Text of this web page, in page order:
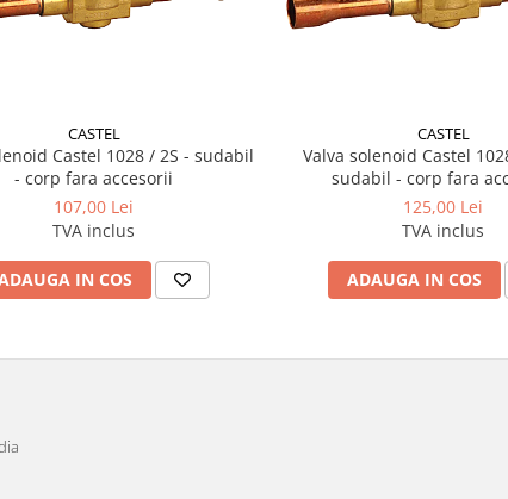
CASTEL
Castel 1028 / 2S - sudabil
- corp fara accesorii
107,00 Lei
TVA inclus
IN COS
CASTEL
Valva solenoid Castel
sudabil - corp fara
125,00 Lei
TVA inclus
ADAUGA IN COS